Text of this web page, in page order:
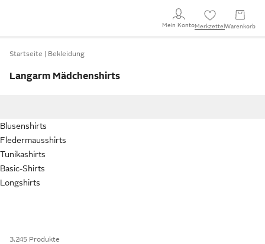
Mein KontoMerkzettel Warenkorb
Startseite Bekleidung
Langarm Mädchenshirts
Blusenshirts
Fledermausshirts
Tunikashirts
Basic-Shirts
Longshirts
3.245 Produkte